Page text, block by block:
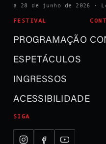
a 28 de junho de 2026 ·
FESTIVAL
PROGRAMAÇÃO
ESPETÁCULOS
INGRESSOS
ACESSIBILIDADE
SIGA